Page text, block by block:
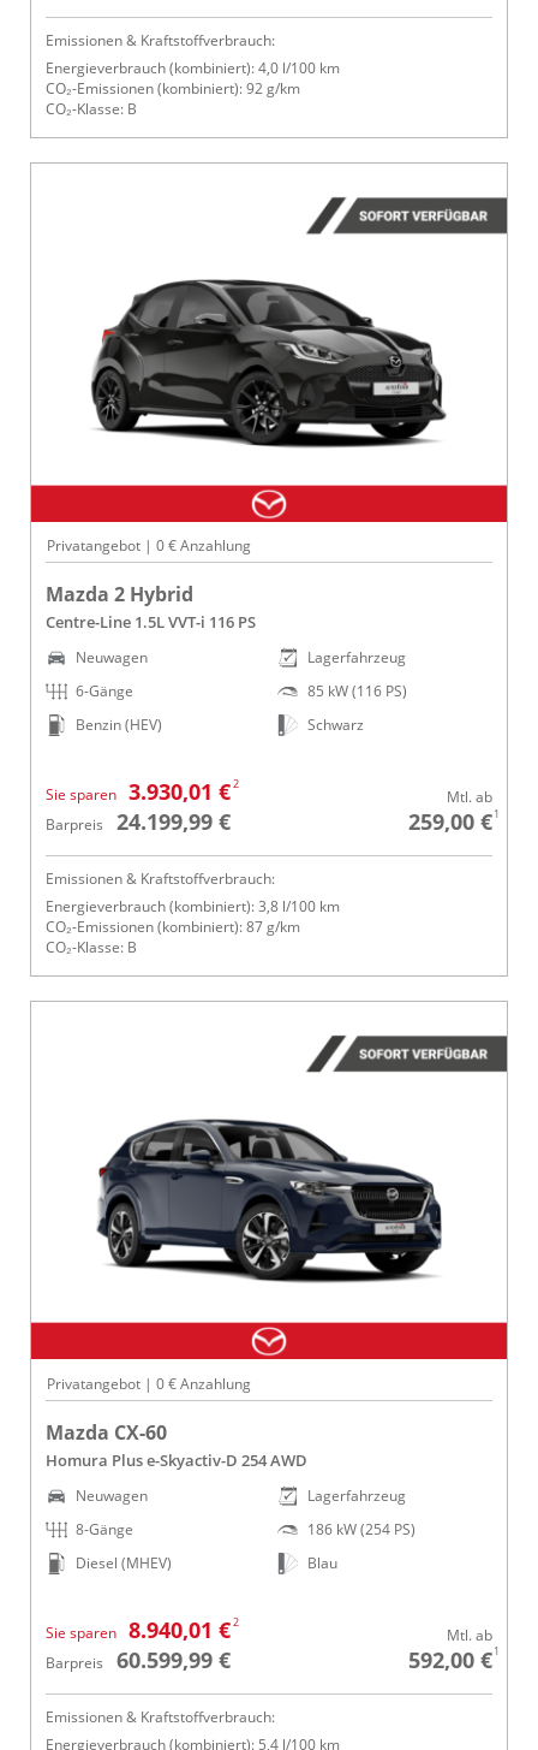
Emissionen & Kraftstoffverbrauch:
Energieverbrauch (kombiniert): 4,0 l/100 km
CO₂-Emissionen (kombiniert): 92 g/km
CO₂-Klasse: B
Privatangebot | 0 € Anzahlung
Mazda 2 Hybrid
Centre-Line 1.5L VVT-i 116 PS
Neuwagen
6-Gänge
Benzin (HEV)
Lagerfahrzeug
85 kW (116 PS)
Schwarz
Sie sparen 3.930,01 €2
Barpreis 24.199,99 €
Mtl. ab
259,00 €1
Emissionen & Kraftstoffverbrauch:
Energieverbrauch (kombiniert): 3,8 l/100 km
CO₂-Emissionen (kombiniert): 87 g/km
CO₂-Klasse: B
Privatangebot | 0 € Anzahlung
Mazda CX-60
Homura Plus e-Skyactiv-D 254 AWD
Neuwagen
8-Gänge
Diesel (MHEV)
Lagerfahrzeug
186 kW (254 PS)
Blau
Sie sparen 8.940,01 €2
Barpreis 60.599,99 €
Mtl. ab
592,00 €1
Emissionen & Kraftstoffverbrauch:
Energieverbrauch (kombiniert): 5,4 l/100 km